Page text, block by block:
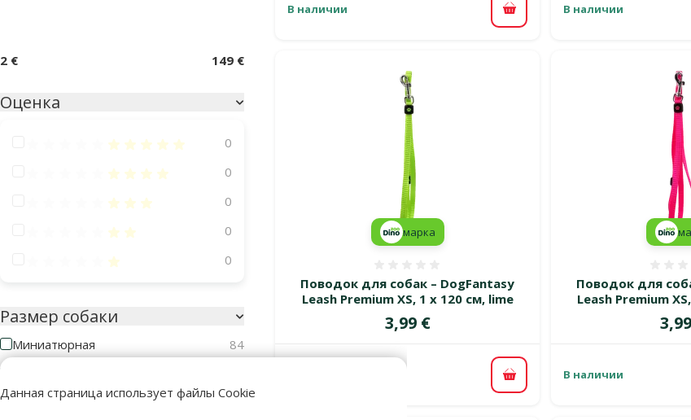
Данная страница использует файлы Cookie
2 € 149 €
Оценка
Оценка 100%
0
Оценка 80%
0
Оценка 60%
0
Оценка 40%
0
Оценка 20%
0
Размер собаки
Миниатюрная
84
Средняя
В наличии В корзинуВ наличии
Поводок для собак – DogFantasy
Leash Premium XS, 1 x 120 см, lime
Цена
3,99 €
марка
В корзину
Поводок для
Leash Premium
В наличии